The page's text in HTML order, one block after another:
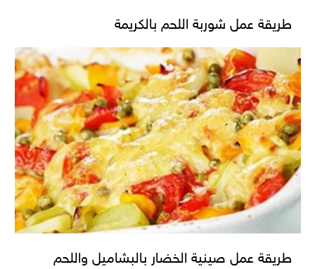
طريقة عمل شوربة اللحم بالكريمة
طريقة عمل صينية الخضار بالبشاميل واللحم